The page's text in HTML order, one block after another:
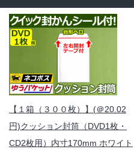
【１箱（３００枚）】(＠20.02
円)クッション封筒（DVD1枚・
CD2枚用）内寸170mm ホワイト